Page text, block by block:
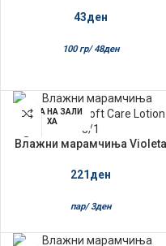
43ден
100 гр/ 48ден
НЕМА НА ЗАЛИ
ХА
Влажни марамчиња Violeta
221ден
пар/ 3ден